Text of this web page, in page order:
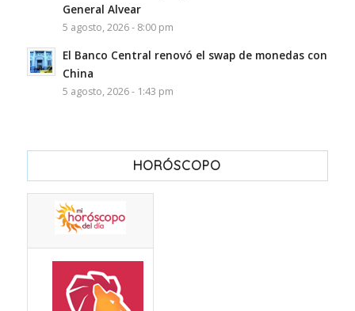
General Alvear
5 agosto, 2026 - 8:00 pm
El Banco Central renovó el swap de monedas con
China
5 agosto, 2026 - 1:43 pm
HORÓSCOPO